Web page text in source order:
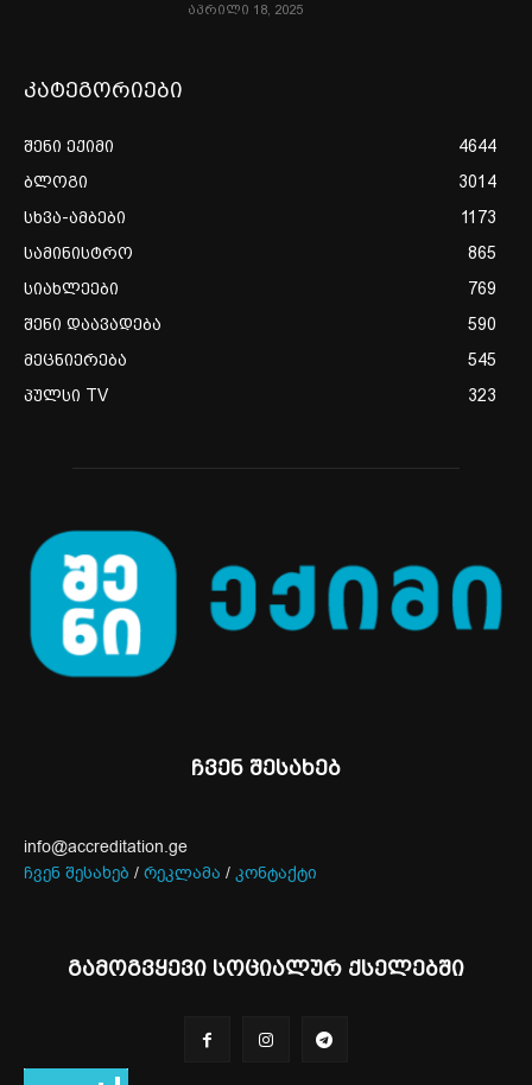
აპრილი 18, 2025
კატეგორიები
შენი ექიმი
4644
ბლოგი
3014
სხვა-ამბები
1173
სამინისტრო
865
სიახლეები
769
შენი დაავადება
590
მეცნიერება
545
პულსი TV
323
ჩვენ შესახებ
info@accreditation.ge
ჩვენ შესახებ / რეკლამა / კონტაქტი
გამოგვყევი სოციალურ ქსელებში